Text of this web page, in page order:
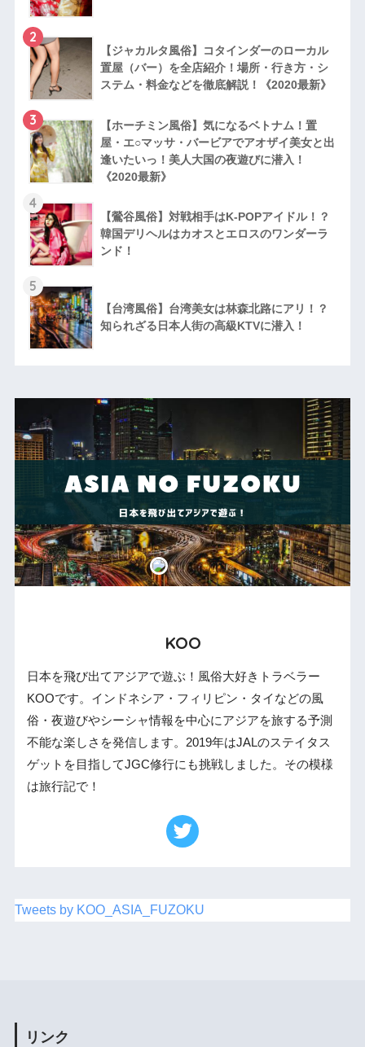
2
【ジャカルタ風俗】コタインダーのローカル
置屋（バー）を全店紹介！場所・行き方・シ
ステム・料金などを徹底解説！《2020最新》
3
【ホーチミン風俗】気になるベトナム！置
屋・エ○マッサ・バービアでアオザイ美女と出
逢いたいっ！美人大国の夜遊びに潜入！
《2020最新》
4
【鶯谷風俗】対戦相手はK-POPアイドル！？
韓国デリヘルはカオスとエロスのワンダーラ
ンド！
5
【台湾風俗】台湾美女は林森北路にアリ！？
知られざる日本人街の高級KTVに潜入！
KOO
日本を飛び出てアジアで遊ぶ！風俗大好きトラベラー
KOOです。インドネシア・フィリピン・タイなどの風
俗・夜遊びやシーシャ情報を中心にアジアを旅する予測
不能な楽しさを発信します。2019年はJALのステイタス
ゲットを目指してJGC修行にも挑戦しました。その模様
は旅行記で！
Tweets by KOO_ASIA_FUZOKU
リンク